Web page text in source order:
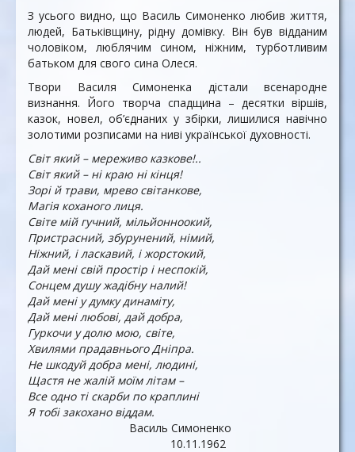
З усього видно, що Василь Симоненко любив життя,
людей, Батьківщину, рідну домівку. Він був відданим
чоловіком, люблячим сином, ніжним, турботливим
батьком для свого сина Олеся.
Твори Василя Симоненка дістали всенародне
визнання. Його творча спадщина – десятки віршів,
казок, новел, об’єднаних у збірки, лишилися навічно
золотими розписами на ниві української духовності.
Світ який – мереживо казкове!..
Світ який – ні краю ні кінця!
Зорі й трави, мрево світанкове,
Магія коханого лиця.
Світе мій гучний, мільйонноокий,
Пристрасний, збурунений, німий,
Ніжний, і ласкавий, і жорстокий,
Дай мені свій простір і неспокій,
Сонцем душу жадібну налий!
Дай мені у думку динаміту,
Дай мені любові, дай добра,
Гуркочи у долю мою, світе,
Хвилями прадавнього Дніпра.
Не шкодуй добра мені, людині,
Щастя не жалій моїм літам –
Все одно ті скарби по краплині
Я тобі закохано віддам.
Василь Симоненко
10.11.1962